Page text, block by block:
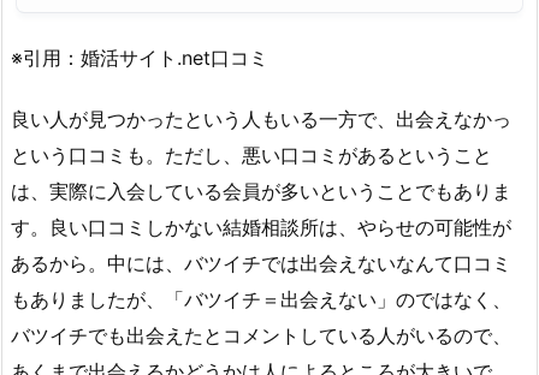
※引用：婚活サイト.net口コミ
良い人が見つかったという人もいる一方で、出会えなかっ
という口コミも。ただし、悪い口コミがあるということ
は、実際に入会している会員が多いということでもありま
す。良い口コミしかない結婚相談所は、やらせの可能性が
あるから。中には、バツイチでは出会えないなんて口コミ
もありましたが、「バツイチ＝出会えない」のではなく、
バツイチでも出会えたとコメントしている人がいるので、